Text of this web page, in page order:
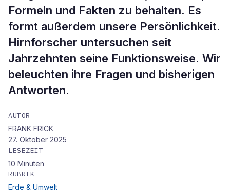
Dem Gedächtnis auf der Spur
Formeln und Fakten zu behalten. Es
formt außerdem unsere Persönlichkeit.
Hirnforscher untersuchen seit
Jahrzehnten seine Funktionsweise. Wir
beleuchten ihre Fragen und bisherigen
Antworten.
AUTOR
FRANK FRICK
27. Oktober 2025
LESEZEIT
10 Minuten
RUBRIK
Erde & Umwelt